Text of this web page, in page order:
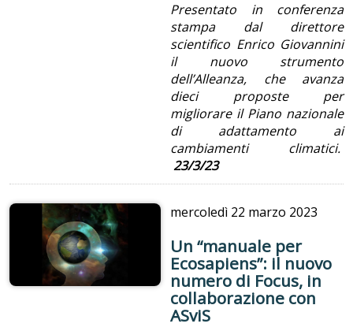
Presentato in conferenza
stampa dal direttore
scientifico Enrico Giovannini
il nuovo strumento
dell’Alleanza, che avanza
dieci proposte per
migliorare il Piano nazionale
di adattamento ai
cambiamenti climatici.
23/3/23
mercoledì 22 marzo 2023
Un “manuale per
Ecosapiens”: il nuovo
numero di Focus, in
collaborazione con
ASviS